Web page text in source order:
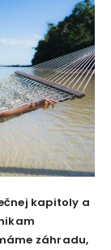
kapitoly a
záhradu,